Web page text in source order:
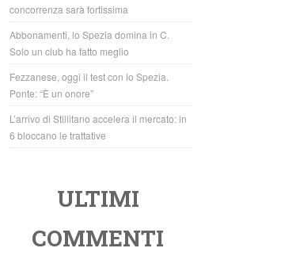
concorrenza sarà fortissima
Abbonamenti, lo Spezia domina in C.
Solo un club ha fatto meglio
Fezzanese, oggi il test con lo Spezia.
Ponte: “È un onore”
L’arrivo di Stillitano accelera il mercato: in
6 bloccano le trattative
ULTIMI
COMMENTI